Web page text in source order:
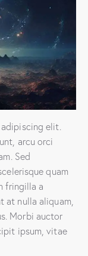
elit.
arcu orci
Sed
quam
fringilla a
at nulla aliquam,
Morbi auctor
ipsum, vitae